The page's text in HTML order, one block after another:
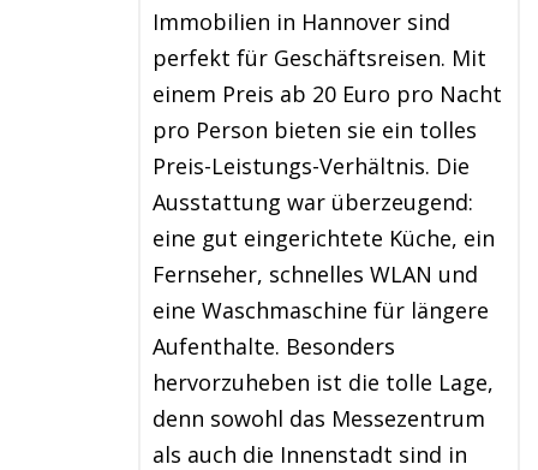
Immobilien in Hannover sind
perfekt für Geschäftsreisen. Mit
einem Preis ab 20 Euro pro Nacht
pro Person bieten sie ein tolles
Preis-Leistungs-Verhältnis. Die
Ausstattung war überzeugend:
eine gut eingerichtete Küche, ein
Fernseher, schnelles WLAN und
eine Waschmaschine für längere
Aufenthalte. Besonders
hervorzuheben ist die tolle Lage,
denn sowohl das Messezentrum
als auch die Innenstadt sind in